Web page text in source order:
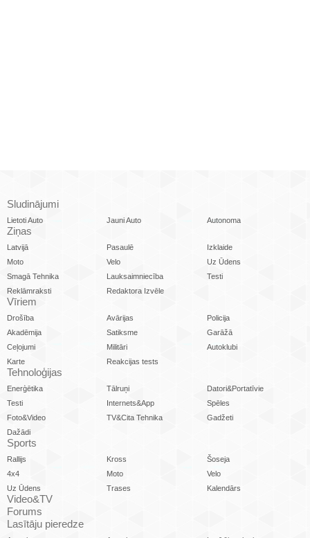
Sludinājumi
Lietoti Auto Jauni Auto Autonoma
Ziņas
Latvijā Pasaulē
Izklaide
Moto
Velo
Uz Ūdens
Smagā Tehnika
Lauksaimniecība
Testi
Reklāmraksti
Redaktora Izvēle
Vīriem
Drošība Avārijas
Policija
Akadēmija
Satiksme
Garāžā
Ceļojumi
Militāri
Autoklubi
Karte
Reakcijas tests
Tehnoloģijas
Enerģētika Tālruņi
Datori&Portatīvie
Testi
Internets&App
Spēles
Foto&Video
TV&Cita Tehnika
Gadžeti
Dažādi
Sports
Rallijs Kross
Šoseja
4x4
Moto
Velo
Uz Ūdens
Trases Kalendārs
Video&TV
Forums
Lasītāju pieredze